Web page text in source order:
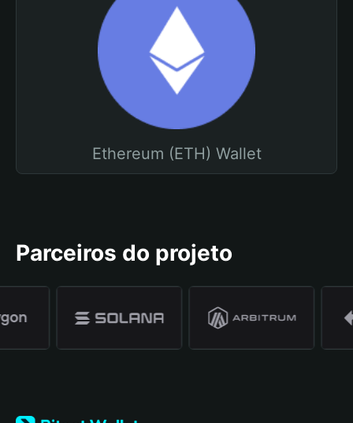
Ethereum (ETH) Wallet
Parceiros do projeto